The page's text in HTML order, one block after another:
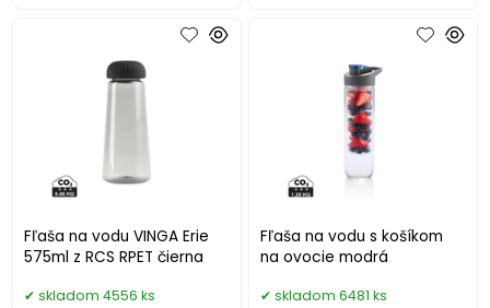
Fľaša na vodu VINGA Erie
575ml z RCS RPET čierna
skladom 4556 ks
Fľaša na vodu s košíkom
na ovocie modrá
skladom 6481 ks